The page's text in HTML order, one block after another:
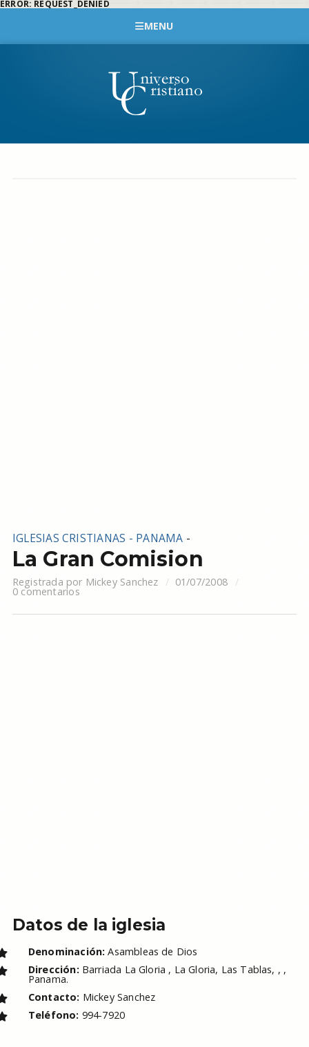
ERROR: REQUEST_DENIED
MENU
IGLESIAS CRISTIANAS - PANAMA -
La Gran Comision
Registrada por Mickey Sanchez 01/07/2008
0 comentarios
Datos de la iglesia
Denominación: Asambleas de Dios
Dirección: Barriada La Gloria , La Gloria, Las Tablas, , ,
Panama.
Contacto: Mickey Sanchez
Teléfono: 994-7920